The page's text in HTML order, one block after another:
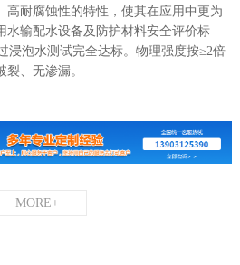
高耐腐蚀性的特性，使其在应用中更为
水输配水设备及防护材料安全评价标
浸泡水测试完全达标。物理强度按≥2倍
、无渗漏。
MORE+